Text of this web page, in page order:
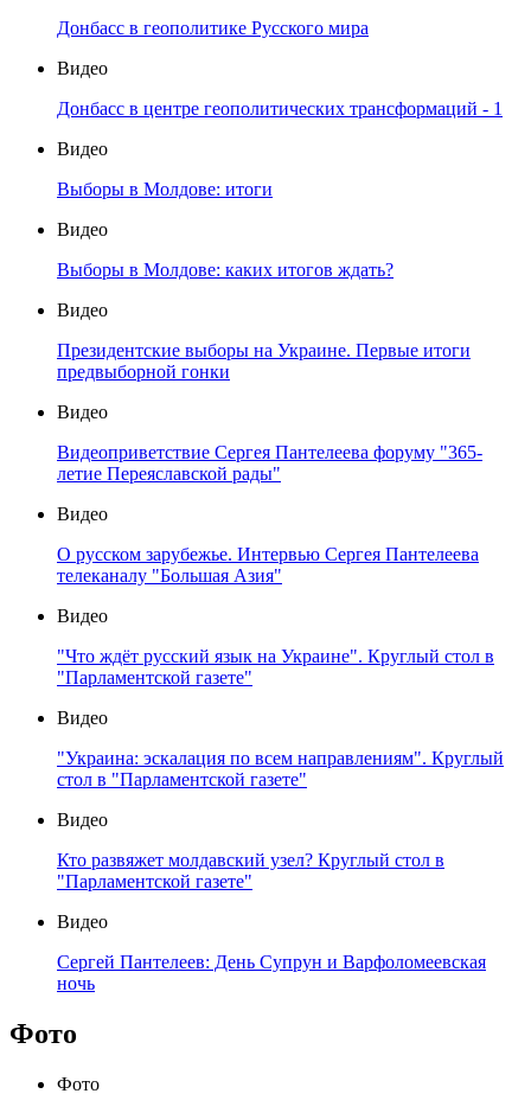
Донбасс в геополитике Русского мира
Видео
Донбасс в центре геополитических трансформаций - 1
Видео
Выборы в Молдове: итоги
Видео
Выборы в Молдове: каких итогов ждать?
Видео
Президентские выборы на Украине. Первые итоги
предвыборной гонки
Видео
Видеоприветствие Сергея Пантелеева форуму "365-
летие Переяславской рады"
Видео
О русском зарубежье. Интервью Сергея Пантелеева
телеканалу "Большая Азия"
Видео
"Что ждёт русский язык на Украине". Круглый стол в
"Парламентской газете"
Видео
"Украина: эскалация по всем направлениям". Круглый
стол в "Парламентской газете"
Видео
Кто развяжет молдавский узел? Круглый стол в
"Парламентской газете"
Видео
Сергей Пантелеев: День Супрун и Варфоломеевская
ночь
Фото
Фото